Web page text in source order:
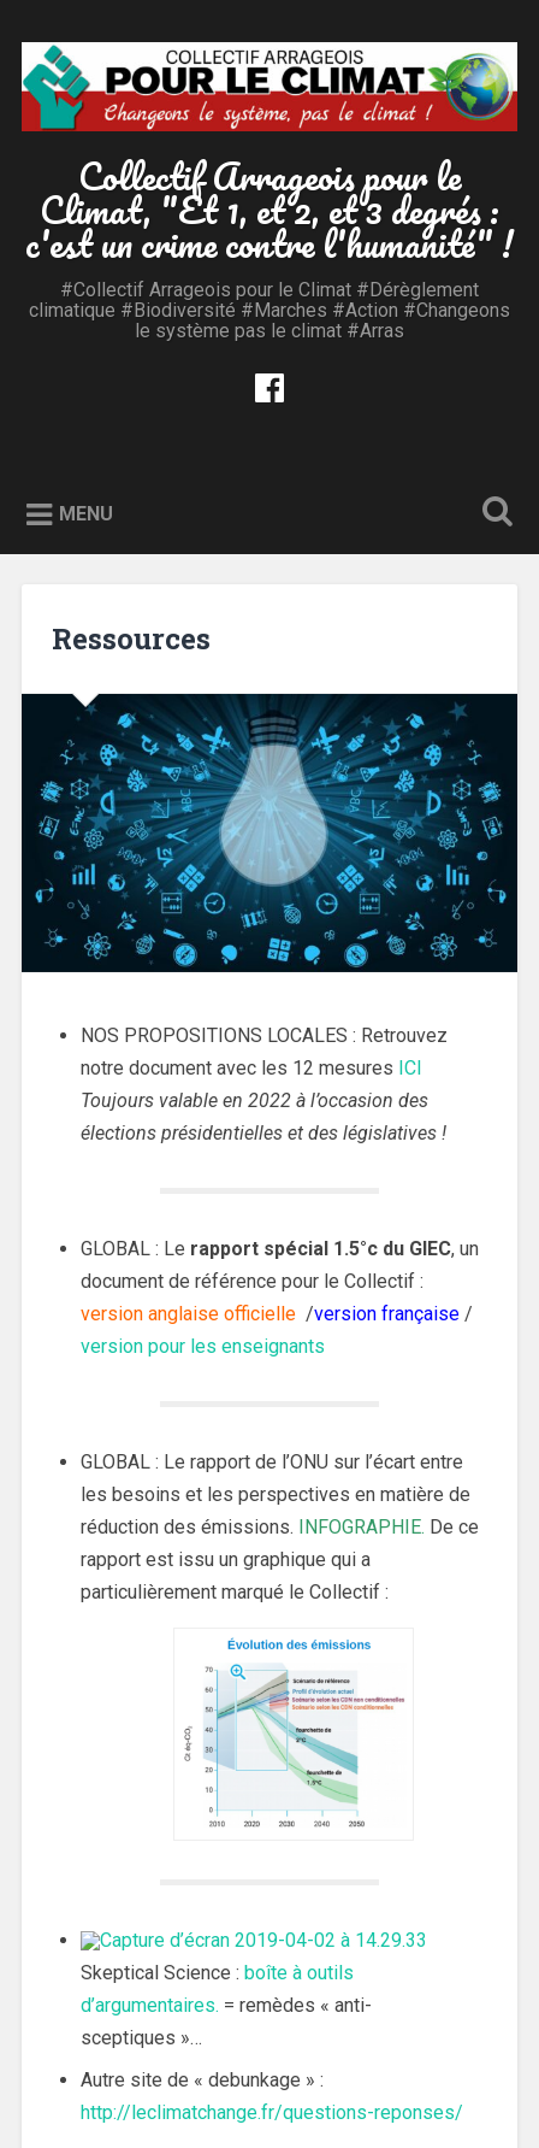
contenu
principal
Recherche
Collectif Arrageois pour le
Climat, "Et 1, et 2, et 3 degrés :
c'est un crime contre l'humanité" !
#Collectif Arrageois pour le Climat #Dérèglement
climatique #Biodiversité #Marches #Action #Changeons
le système pas le climat #Arras
MENU
Ressources
NOS PROPOSITIONS LOCALES : Retrouvez
notre document avec les 12 mesures ICI
Toujours valable en 2022 à l’occasion des
élections présidentielles et des législatives !
GLOBAL : Le rapport spécial 1.5°c du GIEC, un
document de référence pour le Collectif :
version anglaise officielle /version française/
version pour les enseignants
GLOBAL : Le rapport de l’ONU sur l’écart entre
les besoins et les perspectives en matière de
réduction des émissions. INFOGRAPHIE. De ce
rapport est issu un graphique qui a
particulièrement marqué le Collectif :
Skeptical Science : boîte à outils
d’argumentaires. = remèdes « anti-
sceptiques »…
Autre site de « debunkage » :
http://leclimatchange.fr/questions-reponses/